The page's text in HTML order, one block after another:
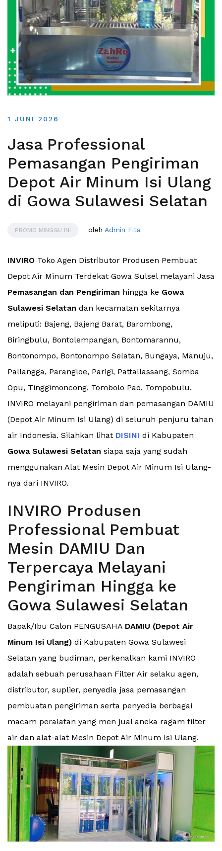
1 JUNI 2026
Jasa Professional
Pemasangan Pengiriman
Depot Air Minum Isi Ulang
di Gowa Sulawesi Selatan
PROMO MINGGU INI oleh Admin Fita
INVIRO Toko Agen Distributor Produsen Pembuat
Depot Air Minum Terdekat Gowa Sulsel melayani Jasa
Pemasangan dan Pengiriman hingga ke Gowa
Sulawesi Selatan dan kecamatan sekitarnya
meliputi: Bajeng, Bajeng Barat, Barombong,
Biringbulu, Bontolempangan, Bontomarannu,
Bontonompo, Bontonompo Selatan, Bungaya, Manuju,
Pallangga, Parangloe, Parigi, Pattallassang, Somba
Opu, Tinggimoncong, Tombolo Pao, Tompobulu,
INVIRO melayani pengiriman dan pemasangan DAMIU
(Depot Air Minum Isi Ulang) di seluruh penjuru tahan
air Indonesia. Silahkan lihat DISINI di Kabupaten
Gowa Sulawesi Selatan siapa saja yang sudah
menggunakan Alat Mesin Depot Air Minum Isi Ulang-
nya dari INVIRO.
INVIRO Produsen
Professional Pembuat
Mesin DAMIU Dan
Terpercaya Melayani
Pengiriman Hingga ke
Gowa Sulawesi Selatan
Bapak/Ibu Calon PENGUSAHA DAMIU (Depot Air
Minum Isi Ulang) di Kabupaten Gowa Sulawesi
Selatan yang budiman, perkenalkan kami INVIRO
adalah sebuah perusahaan Filter Air selaku agen,
distributor, suplier, penyedia jasa pemasangan
pembuatan pengiriman serta penyedia berbagai
macam peralatan yang men jual aneka ragam filter
air dan alat-alat Mesin Depot Air Minum Isi Ulang.